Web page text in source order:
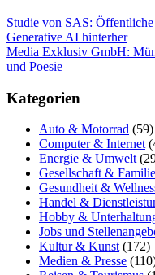
Studie von SAS:
Generative AI hinterher
Media Exklusiv GmbH:
und Poesie
Kategorien
Auto & Motorrad (59)
Computer & Internet
Energie & Umwelt
Gesellschaft & Familie
Gesundheit &
Handel &
Hobby &
Jobs und
Kultur & Kunst (172)
Medien & Presse